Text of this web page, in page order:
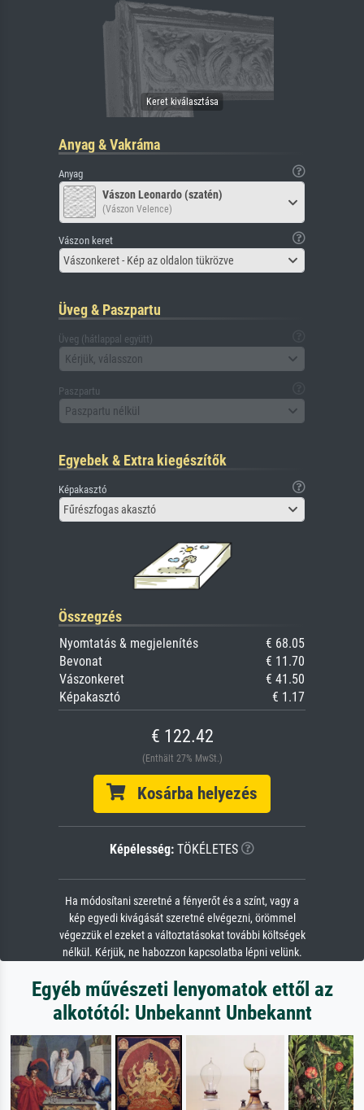
Anyag & Vakráma
Anyag
Vászon Leonardo (szatén)
(Vászon Velence)
Vászon keret
Vászonkeret - Kép az oldalon tükrözve
Üveg & Paszpartu
Üveg (hátlappal együtt)
Kérjük, válasszon
Paszpartu
Paszpartu nélkül
Egyebek & Extra kiegészítők
Képakasztó
Fűrészfogas akasztó
Összegzés
Nyomtatás & megjelenítés
€ 68.05
Bevonat
€ 11.70
Vászonkeret
€ 41.50
Képakasztó
€ 1.17
€ 122.42
(Enthält 27% MwSt.)
Kosárba helyezés
Képélesség: TÖKÉLETES
Ha módosítani szeretné a fényerőt és a színt, vagy a
kép egyedi kivágását szeretné elvégezni, örömmel
végezzük el ezeket a változtatásokat további költségek
nélkül. Kérjük, ne habozzon kapcsolatba lépni velünk.
Egyéb művészeti lenyomatok ettől az
alkotótól: Unbekannt Unbekannt